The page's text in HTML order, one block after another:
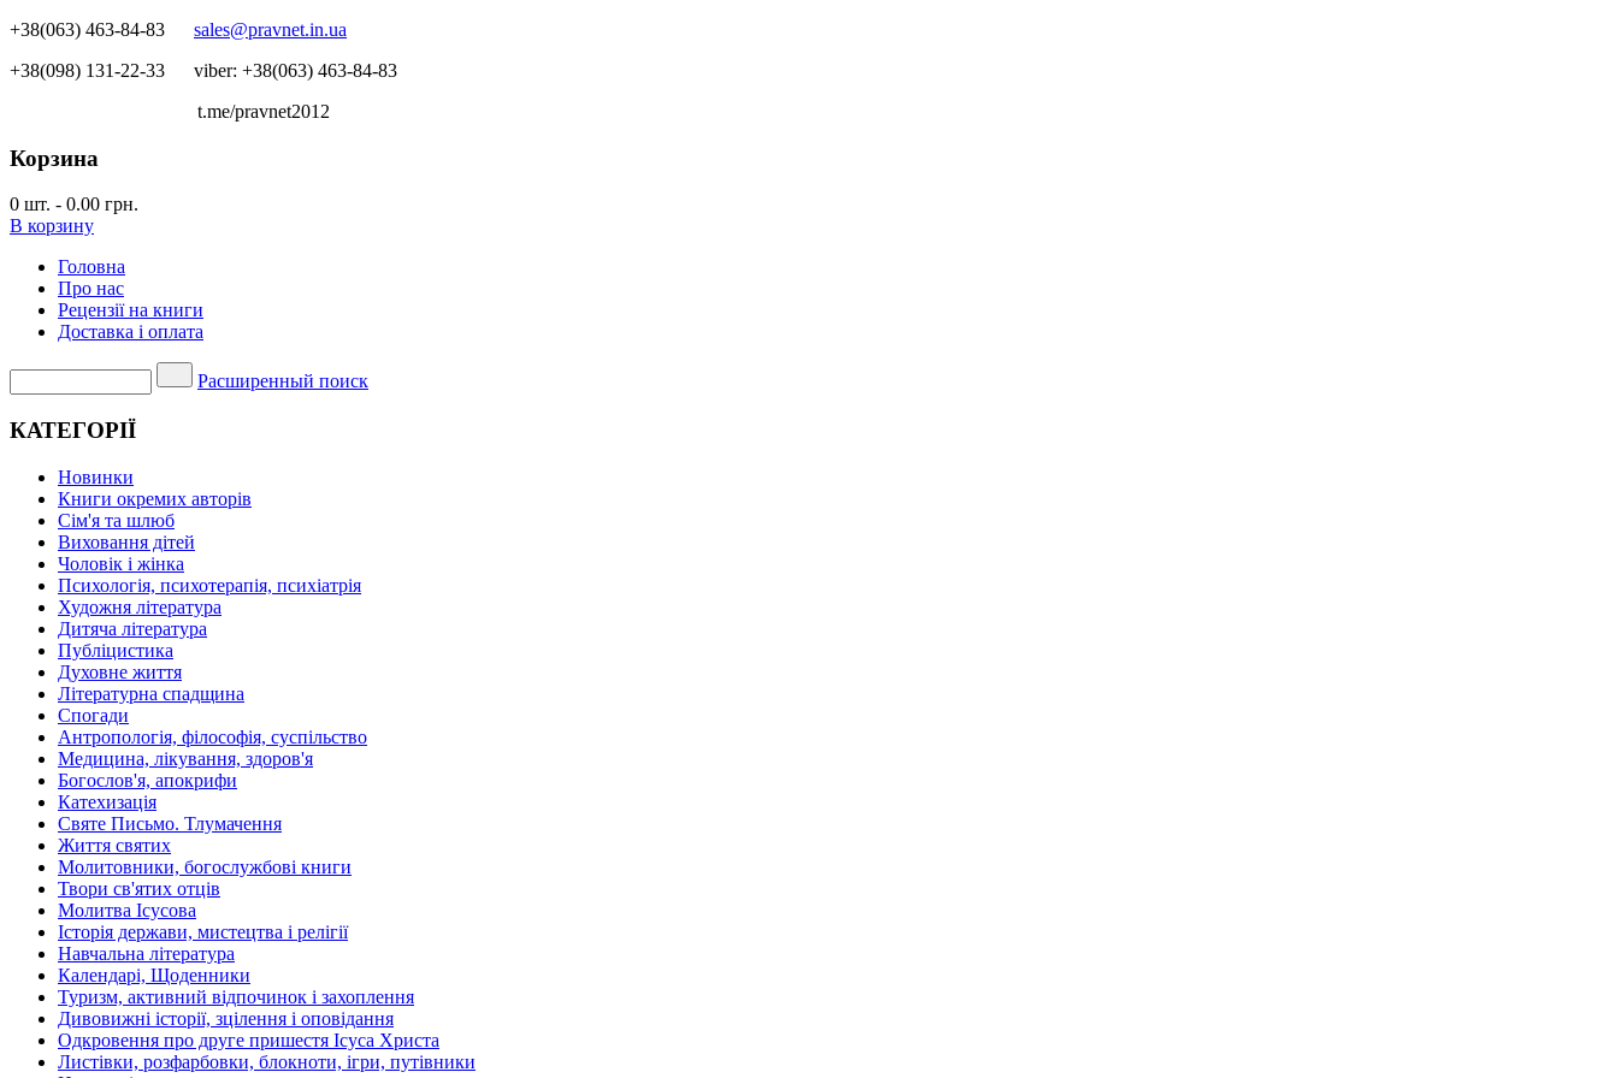
+38(063) 463-84-83 sales@pravnet.in.ua
+38(098) 131-22-33 viber: +38(063) 463-84-83
t.me/pravnet2012
Корзина
0 шт. - 0.00 грн.
В корзину
Головна
Про нас
Рецензії на книги
Доставка і оплата
Расширенный поиск
КАТЕГОРІЇ
Новинки
Книги окремих авторів
Сім'я та шлюб
Виховання дітей
Чоловік і жінка
Психологія, психотерапія, психіатрія
Художня література
Дитяча література
Публіцистика
Духовне життя
Літературна спадщина
Спогади
Антропологія, філософія, суспільство
Медицина, лікування, здоров'я
Богослов'я, апокрифи
Катехизація
Святе Письмо. Тлумачення
Життя святих
Молитовники, богослужбові книги
Твори св'ятих отців
Молитва Ісусова
Історія держави, мистецтва і релігії
Навчальна література
Календарі, Щоденники
Туризм, активний відпочинок і захоплення
Дивовижні історії, зцілення і оповідання
Одкровення про друге пришестя Ісуса Христа
Листівки, розфарбовки, блокноти, ігри, путівники